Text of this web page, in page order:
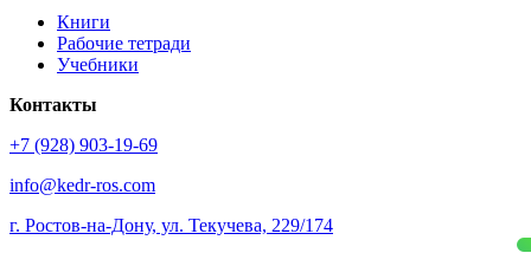
Книги
Рабочие тетради
Учебники
Контакты
+7 (928) 903-19-69
info@kedr-ros.com
г. Ростов-на-Дону, ул. Текучева, 229/174